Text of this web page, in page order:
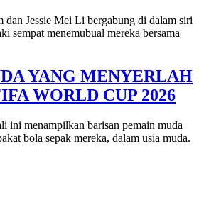
dan Jessie Mei Li bergabung di dalam siri
sempat menemubual mereka bersama
YANG MENYERLAH
WORLD CUP 2026
ini menampilkan barisan pemain muda
bola sepak mereka, dalam usia muda.